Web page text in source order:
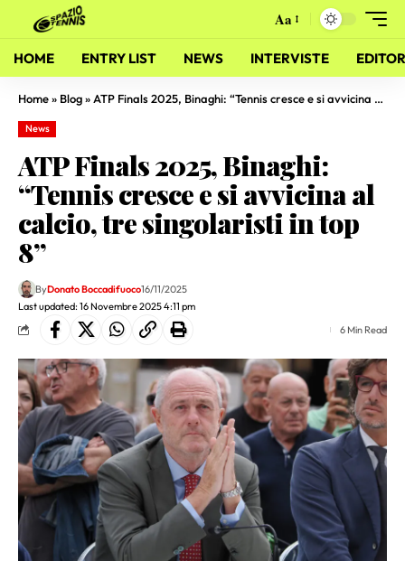
Aa
HOME ENTRY LIST NEWS INTERVISTE
Home» Blog» ATP Finals 2025, Binaghi: “Tennis cresce e si avvicina al calcio, tre singolaristi in top 8”
News
ATP Finals 2025, Binaghi:
“Tennis cresce e si avvicina al
calcio, tre singolaristi in top
8”
Last updated: 16 Novembre 2025 4:11 pm
ByDonato Boccadifuoco16/11/2025
6 Min Read